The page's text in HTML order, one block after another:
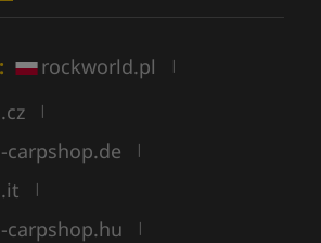
rockworld.pl |
|
|
|
|